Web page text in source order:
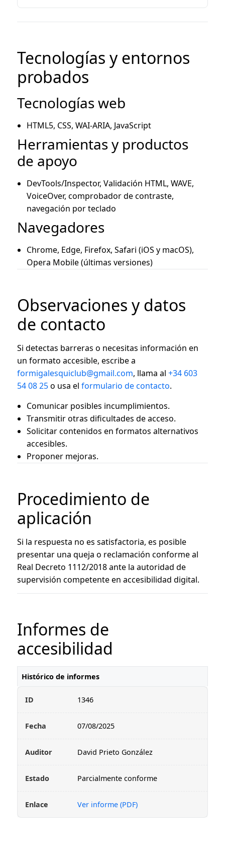
Tecnologías y entornos
probados
Tecnologías web
HTML5, CSS, WAI-ARIA, JavaScript
Herramientas y productos
de apoyo
DevTools/Inspector, Validación HTML, WAVE,
VoiceOver, comprobador de contraste,
navegación por teclado
Navegadores
Chrome, Edge, Firefox, Safari (iOS y macOS),
Opera Mobile (últimas versiones)
Observaciones y datos
de contacto
Si detectas barreras o necesitas información en
un formato accesible, escribe a
formigalesquiclub@gmail.com, llama al +34 603
54 08 25o usa el formulario de contacto.
Comunicar posibles incumplimientos.
Transmitir otras dificultades de acceso.
Solicitar contenidos en formatos alternativos
accesibles.
Proponer mejoras.
Procedimiento de
aplicación
Si la respuesta no es satisfactoria, es posible
presentar una queja o reclamación conforme al
Real Decreto 1112/2018 ante la autoridad de
supervisión competente en accesibilidad digital.
Informes de
accesibilidad
Histórico de informes
1346
07/08/2025
David Prieto González
Parcialmente conforme
Ver informe (PDF)